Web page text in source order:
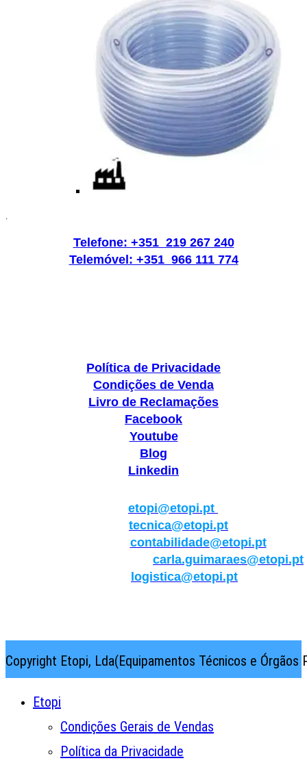
.
Telefone: +351 219 267 240
Telemóvel: +351 966 111 774
Política de Privacidade
Condições de Venda
Livro de Reclamações
Facebook
Youtube
Blog
Linkedin
etopi@etopi.pt
tecnica@etopi.pt
contabilidade@etopi.pt
carla.guimaraes@etopi.pt
logistica@etopi.pt
Copyright Etopi, Lda(Equipamentos Técnicos e
Etopi
Condições Gerais de Vendas
Política da Privacidade